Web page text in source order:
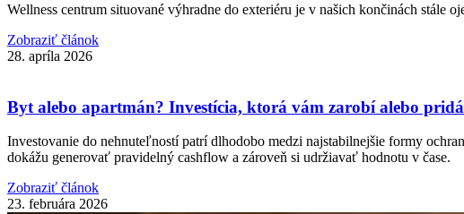
Wellness centrum situované výhradne do exteriéru je v našich končinách stále
Zobraziť článok
28. apríla 2026
Byt alebo apartmán? Investícia, ktorá vám zarobí alebo
Investovanie do nehnuteľností patrí dlhodobo medzi najstabilnejšie formy
dokážu generovať pravidelný cashflow a zároveň si udržiavať hodnotu v čase.
Zobraziť článok
23. februára 2026